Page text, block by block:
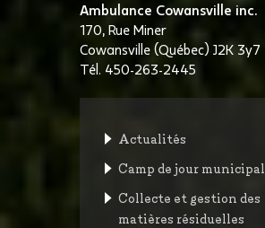
Ambulance Cowansville inc.
170, Rue Miner
Cowansville (Québec) J2K 3y7
Tél. 450-263-2445
Actualités
Camp de jour municipal
Collecte et gestion des
matières résiduelles